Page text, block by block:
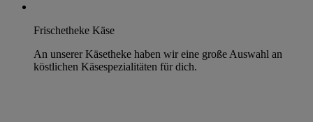
Frischetheke Käse
An unserer Käsetheke haben wir eine große Auswahl an
köstlichen Käsespezialitäten für dich.